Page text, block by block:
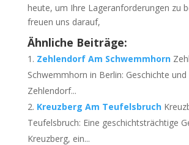
heute, um Ihre Lageranforderungen zu
freuen uns darauf,
Ähnliche Beiträge:
Zehlendorf Am Schwemmhorn
Schwemmhorn in Berlin: Geschichte
Zehlendorf...
Kreuzberg Am Teufelsbruch
Teufelsbruch: Eine geschichtsträchtige
Kreuzberg, ein...